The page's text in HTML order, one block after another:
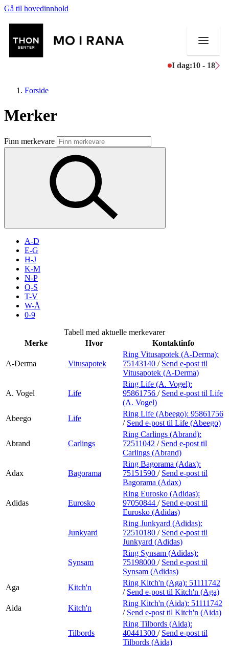
Gå til hovedinnhold
I dag:10 - 18
Butikker
Mat og drikke
Aktiviteter
Inspirasjon
Søk
Praktisk informasjon
Ledige stillinger
Finn frem
Forside
Merker
Finn merkevare
A-D
E-G
H-J
K-M
N-P
Q-S
T-V
W-Å
0-9
Tabell med aktuelle merkevarer
Merke
Hvor Kontaktinfo
A-Derma Vitusapotek
Ring Vitusapotek (A-Derma):
75143140 / Send e-post til
Vitusapotek (A-Derma)
A. Vogel Life
Ring Life (A. Vogel):
95861756 / Send e-post til Life
(A. Vogel)
Abeego
Life
Ring Life (Abeego): 95861756
/ Send e-post til Life (Abeego)
Abrand Carlings
Ring Carlings (Abrand):
72511042 / Send e-post til
Carlings (Abrand)
Adax Bagorama
Ring Bagorama (Adax):
75151590 / Send e-post til
Bagorama (Adax)
Adidas Eurosko
Ring Eurosko (Adidas):
97050844 / Send e-post til
Eurosko (Adidas)
Junkyard
Ring Junkyard (Adidas):
72510180 / Send e-post til
Junkyard (Adidas)
Synsam
Ring Synsam (Adidas):
75198000 / Send e-post til
Synsam (Adidas)
Aga
Kitch'n
Ring Kitch'n (Aga): 51111742
/ Send e-post til Kitch'n (Aga)
Aida
Kitch'n
Ring Kitch'n (Aida): 51111742
/ Send e-post til Kitch'n (Aida)
Tilbords
Ring Tilbords (Aida):
40441300 / Send e-post til
Tilbords (Aida)